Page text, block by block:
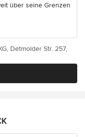
über seine Grenzen
Detmolder Str. 257,